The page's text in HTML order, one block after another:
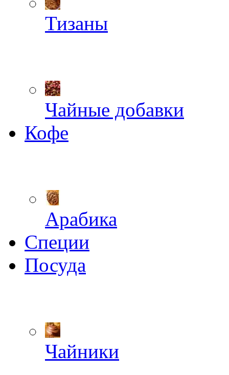
Тизаны
Чайные добавки
Кофе
Арабика
Специи
Посуда
Чайники